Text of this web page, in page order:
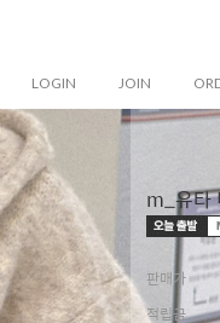
LOGIN JOIN
m_유타
판매가
적립금